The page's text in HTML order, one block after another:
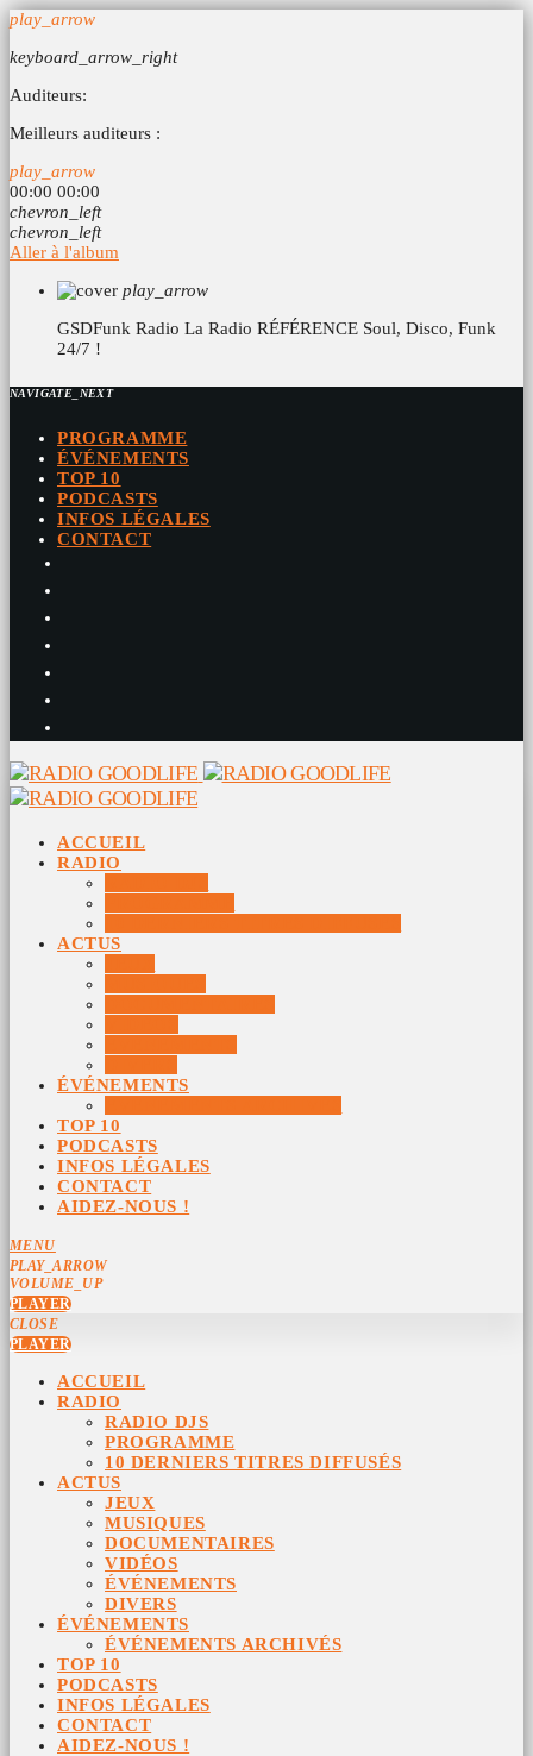
play_arrow
keyboard_arrow_right
Auditeurs:
Meilleurs auditeurs :
play_arrow
00:00 00:00
chevron_left
chevron_left
Aller à l'album
play_arrow
GSDFunk Radio La Radio RÉFÉRENCE Soul, Disco, Funk
24/7 !
NAVIGATE_NEXT
PROGRAMME
ÉVÉNEMENTS
TOP 10
PODCASTS
INFOS LÉGALES
CONTACT
ACCUEIL
RADIO
ACTUS
ÉVÉNEMENTS
TOP 10
PODCASTS
INFOS LÉGALES
CONTACT
AIDEZ-NOUS !
MENU
PLAY_ARROW
VOLUME_UP
PLAYER
CLOSE
PLAYER
ACCUEIL
RADIO
RADIO DJS
PROGRAMME
10 DERNIERS TITRES DIFFUSÉS
ACTUS
JEUX
MUSIQUES
DOCUMENTAIRES
VIDÉOS
ÉVÉNEMENTS
DIVERS
ÉVÉNEMENTS
ÉVÉNEMENTS ARCHIVÉS
TOP 10
PODCASTS
INFOS LÉGALES
CONTACT
AIDEZ-NOUS !